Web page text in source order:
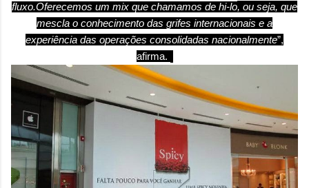
fluxo.Oferecemos um mix que chamamos de hi-lo, ou seja, que
mescla o conhecimento das grifes internacionais e a
experiência das operações consolidadas nacionalmente”,
afirma.